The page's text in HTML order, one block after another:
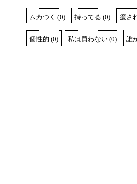
ムカつく (0) 持ってる (0) 癒さ
個性的 (0) 私は買わない (0) 誰